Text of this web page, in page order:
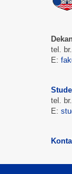
tel.
E:
tel.
E: